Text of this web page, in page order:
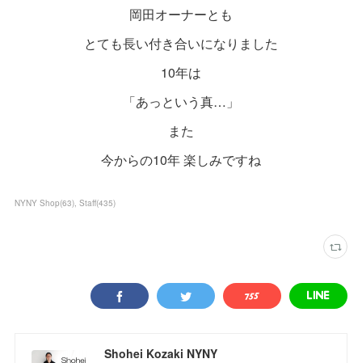
岡田オーナーとも
とても長い付き合いになりました
10年は
「あっという真…」
また
今からの10年 楽しみですね
NYNY Shop(63) Staff(435)
Shohei Kozaki NYNY